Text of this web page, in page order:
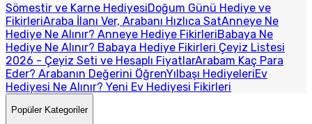
Sömestir ve Karne HediyesiDoğum Günü Hediye ve
FikirleriAraba İlanı Ver, Arabanı Hızlıca SatAnneye Ne
Hediye Ne Alınır? Anneye Hediye FikirleriBabaya Ne
Hediye Ne Alınır? Babaya Hediye Fikirleri Çeyiz Listesi
2026 - Çeyiz Seti ve Hesaplı FiyatlarArabam Kaç Para
Eder? Arabanın Değerini ÖğrenYılbaşı HediyeleriEv
Hediyesi Ne Alınır? Yeni Ev Hediyesi Fikirleri
Popüler Kategoriler